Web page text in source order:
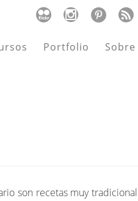
Portfolio
son recetas muy